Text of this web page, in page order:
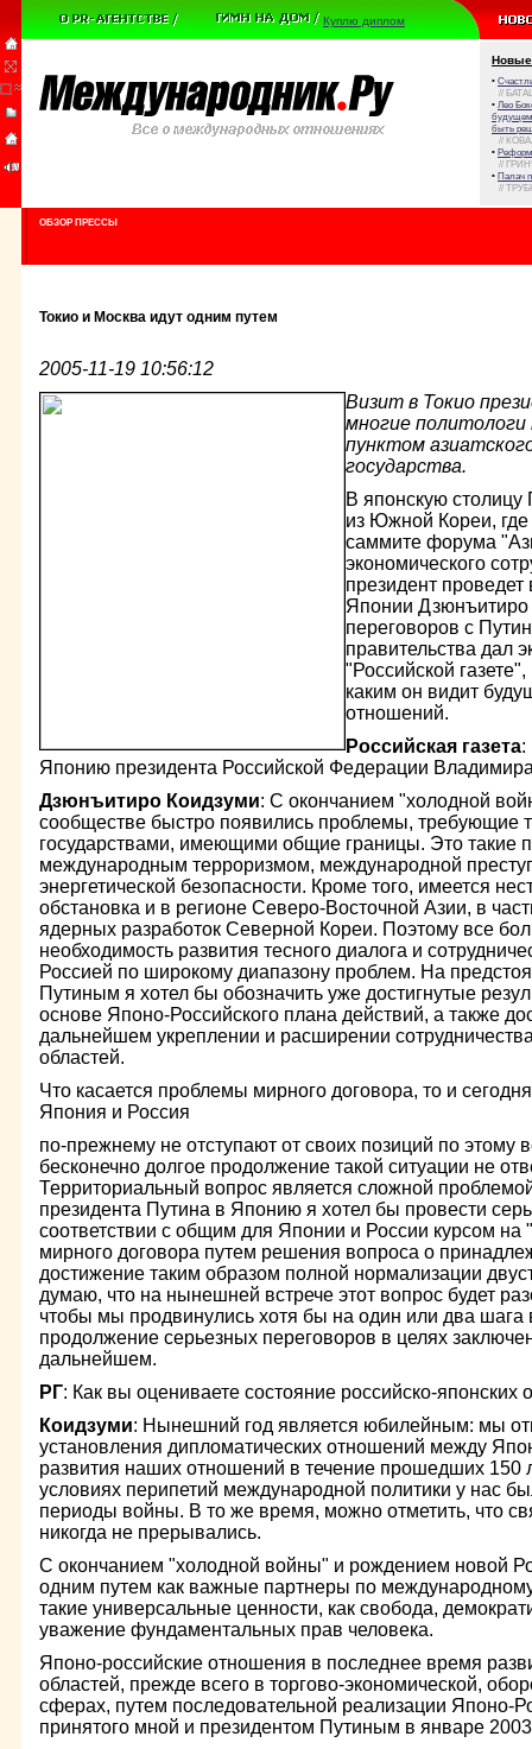
Куплю диплом
Новые
•
//
• Лео
будущем
быть
//
•
//
• Палач
//
ОБЗОР ПРЕССЫ
Токио и Москва идут одним путем
2005-11-19 10:56:12
Визит в Токио
многие
пунктом
государства.
В японскую столицу
из Южной Кореи, где
саммите форума
экономического
президент
Японии Дзюнъитиро
переговоров с
правительства дал
"Российской
каким он видит
отношений.
Российская газета:
Японию президента Российской Федерации
Дзюнъитиро Коидзуми: С окончанием "холодной
сообществе быстро появились проблемы, требующие
государствами, имеющими общие границы. Это такие
международным терроризмом, международной
энергетической безопасности. Кроме того, имеется
обстановка и в регионе Северо-Восточной Азии, в
ядерных разработок Северной Кореи. Поэтому все
необходимость развития тесного диалога и
Россией по широкому диапазону проблем. На
Путиным я хотел бы обозначить уже достигнутые
основе Японо-Российского плана действий, а также
дальнейшем укреплении и расширении
областей.
Что касается проблемы мирного договора, то и
Япония и Россия
по-прежнему не отступают от своих позиций по этому
бесконечно долгое продолжение такой ситуации не
Территориальный вопрос является сложной
президента Путина в Японию я хотел бы провести
соответствии с общим для Японии и России курсом на
мирного договора путем решения вопроса о
достижение таким образом полной нормализации
думаю, что на нынешней встрече этот вопрос будет
чтобы мы продвинулись хотя бы на один или два шага
продолжение серьезных переговоров в целях
дальнейшем.
РГ: Как вы оцениваете состояние российско-японских
Коидзуми: Нынешний год является юбилейным: мы
установления дипломатических отношений между
развития наших отношений в течение прошедших 150
условиях перипетий международной политики у нас
периоды войны. В то же время, можно отметить, что
никогда не прерывались.
С окончанием "холодной войны" и рождением новой
одним путем как важные партнеры по
такие универсальные ценности, как свобода,
уважение фундаментальных прав человека.
Японо-российские отношения в последнее время
областей, прежде всего в торгово-экономической,
сферах, путем последовательной реализации Японо-
принятого мной и президентом Путиным в январе